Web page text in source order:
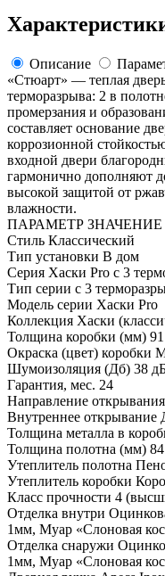
Описание
«Стюарт» — теплая
терморазрыва: 2 в
промерзания и
составляет основание
коррозионной
входной двери
гармонично дополняют
высокой защитой от
влажности.
ПАРАМЕТР ЗНАЧЕНИЕ
Стиль Классический
Тип установки В дом
Серия Хаски Pro с 3
Тип серии с 3
Модель серии Хаски Pro
Коллекция Хаски
Толщина коробки (мм) 91
Окраска (цвет) коробки
Шумоизоляция (Дб) 38
Гарантия, мес. 24
Направление открывания
Внутреннее открывание
Толщина металла в
Толщина полотна (мм) 84
Утеплитель полотна
Утеплитель коробки
Класс прочности 4
Отделка внутри
1мм, Муар «Слоновая
Отделка снаружи
1мм, Муар «Слоновая